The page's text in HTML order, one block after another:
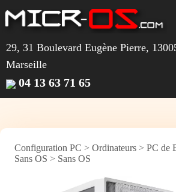
au
contenu
29, 31 Boulevard Eugène Pierre,
Marseille
04 13 63 71 65
Configuration PC > Ordinateurs > PC de
Sans OS > Sans OS